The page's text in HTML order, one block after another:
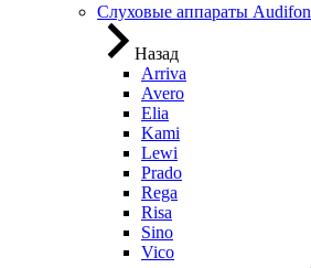
Слуховые аппараты Audifon
Назад
Arriva
Avero
Elia
Kami
Lewi
Prado
Rega
Risa
Sino
Vico